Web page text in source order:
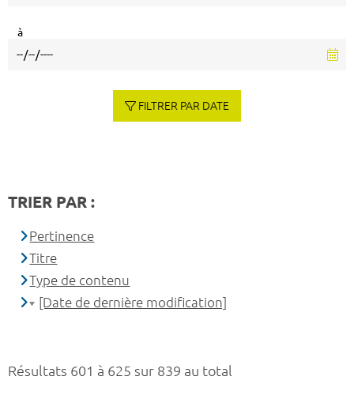
Résultats 601 à 625 sur 839 au total
à
FILTRER PAR DATE
TRIER PAR :
Pertinence
Titre
Type de contenu
[Date de dernière modification]